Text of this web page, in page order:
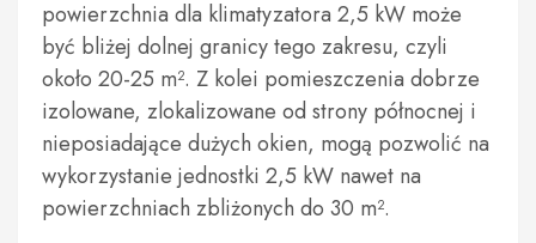
powierzchnia dla klimatyzatora 2,5 kW może
być bliżej dolnej granicy tego zakresu, czyli
około 20-25 m². Z kolei pomieszczenia dobrze
izolowane, zlokalizowane od strony północnej i
nieposiadające dużych okien, mogą pozwolić na
wykorzystanie jednostki 2,5 kW nawet na
powierzchniach zbliżonych do 30 m².